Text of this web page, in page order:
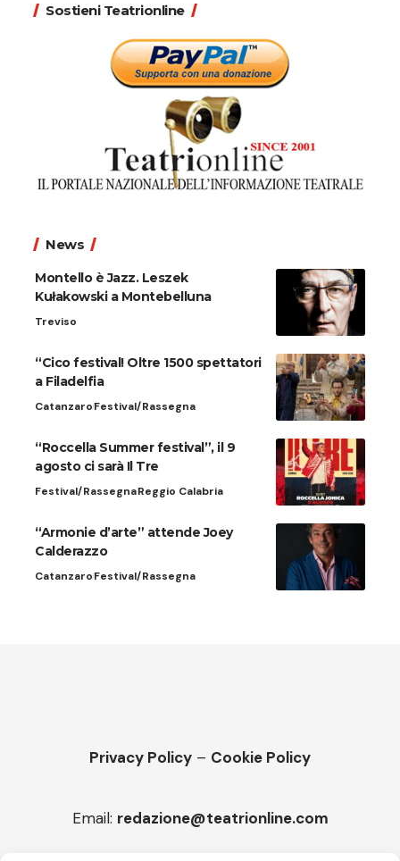
Sostieni Teatrionline
News
Montello è Jazz. Leszek
Kułakowski a Montebelluna
Treviso
“Cico festival! Oltre 1500 spettatori
a Filadelfia
CatanzaroFestival/Rassegna
“Roccella Summer festival”, il 9
agosto ci sarà Il Tre
Festival/RassegnaReggio Calabria
“Armonie d’arte” attende Joey
Calderazzo
CatanzaroFestival/Rassegna
Privacy Policy – Cookie Policy
Email: redazione@teatrionline.com